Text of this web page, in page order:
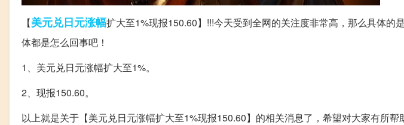
【美元兑日元涨幅扩大至1%现报150.60】!!!今天受到全网的关注度非常高，那么具体的
体都是怎么回事吧！
1、美元兑日元涨幅扩大至1%。
2、现报150.60。
以上就是关于【美元兑日元涨幅扩大至1%现报150.60】的相关消息了，希望对大家有所帮